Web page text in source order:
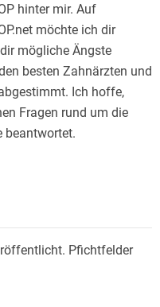
hinter mir. Auf
möchte ich dir
mögliche Ängste
besten Zahnärzten und
Ich hoffe,
Fragen rund um die
beantwortet.
Pfichtfelder